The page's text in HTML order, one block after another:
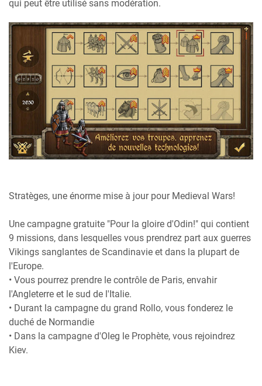
qui peut être utilisé sans modération.
Stratèges, une énorme mise à jour pour Medieval Wars!
Une campagne gratuite "Pour la gloire d'Odin!" qui contient
9 missions, dans lesquelles vous prendrez part aux guerres
Vikings sanglantes de Scandinavie et dans la plupart de
l'Europe.
• Vous pourrez prendre le contrôle de Paris, envahir
l'Angleterre et le sud de l'Italie.
• Durant la campagne du grand Rollo, vous fonderez le
duché de Normandie
• Dans la campagne d'Oleg le Prophète, vous rejoindrez
Kiev.